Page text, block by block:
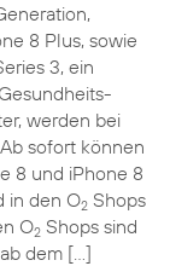
8 Plus, sowie
3, ein
werden bei
sofort können
8 und iPhone 8
in den O2Shops
O2Shops sind
dem […]